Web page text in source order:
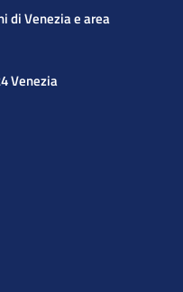
di Venezia e area
Venezia